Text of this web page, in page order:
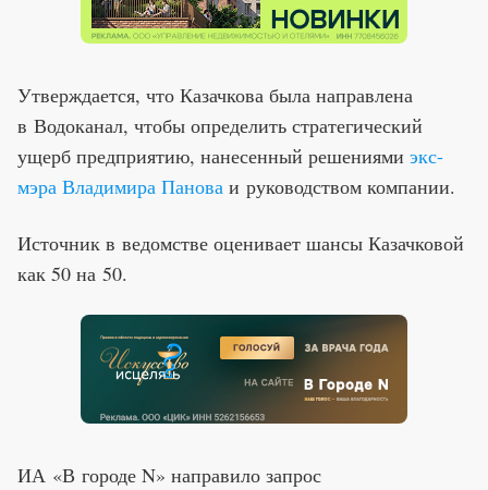
Утверждается, что Казачкова была направлена
в Водоканал, чтобы определить стратегический
ущерб предприятию, нанесенный решениями экс-
мэра Владимира Панова и руководством компании.
Источник в ведомстве оценивает шансы Казачковой
как 50 на 50.
ИА «В городе N» направило запрос